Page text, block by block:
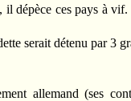
il dépèce ces pays à vif.
serait détenu par 3
allemand (ses